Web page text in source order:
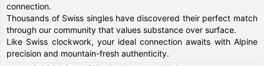
connection.
Thousands of Swiss singles have discovered their perfect match
through our community that values substance over surface.
Like Swiss clockwork, your ideal connection awaits with Alpine
precision and mountain-fresh authenticity.